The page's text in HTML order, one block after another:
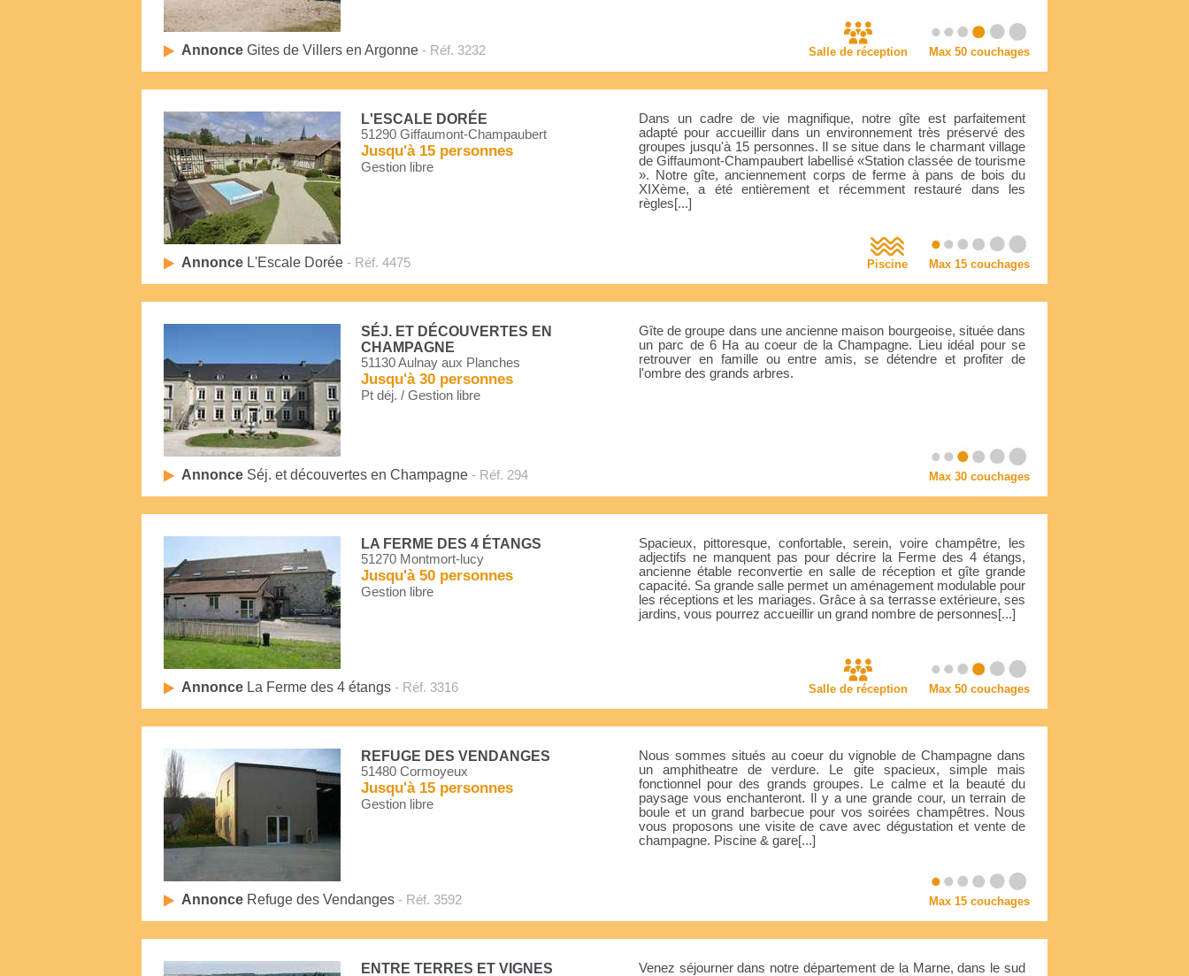
Salle de réception Max 50 couchages
Annonce Gites de Villers en Argonne - Réf. 3232
L'ESCALE DORÉE
51290 Giffaumont-Champaubert
Jusqu'à 15 personnes
Gestion libre
Dans un cadre de vie magnifique, notre gîte est parfaitement
adapté pour accueillir dans un environnement très préservé des
groupes jusqu'à 15 personnes. Il se situe dans le charmant village
de Giffaumont-Champaubert labellisé «Station classée de tourisme
». Notre gîte, anciennement corps de ferme à pans de bois du
XIXème, a été entièrement et récemment restauré dans les
règles[...]
Piscine Max 15 couchages
Annonce L'Escale Dorée - Réf. 4475
SÉJ. ET DÉCOUVERTES EN
CHAMPAGNE
51130 Aulnay aux Planches
Jusqu'à 30 personnes
Pt déj. / Gestion libre
Gîte de groupe dans une ancienne maison bourgeoise, située dans
un parc de 6 Ha au coeur de la Champagne. Lieu idéal pour se
retrouver en famille ou entre amis, se détendre et profiter de
l'ombre des grands arbres.
Max 30 couchages
Annonce Séj. et découvertes en Champagne - Réf. 294
LA FERME DES 4 ÉTANGS
51270 Montmort-lucy
Jusqu'à 50 personnes
Gestion libre
Spacieux, pittoresque, confortable, serein, voire champêtre, les
adjectifs ne manquent pas pour décrire la Ferme des 4 étangs,
ancienne étable reconvertie en salle de réception et gîte grande
capacité. Sa grande salle permet un aménagement modulable pour
les réceptions et les mariages. Grâce à sa terrasse extérieure, ses
jardins, vous pourrez accueillir un grand nombre de personnes[...]
Salle de réception Max 50 couchages
Annonce La Ferme des 4 étangs - Réf. 3316
REFUGE DES VENDANGES
51480 Cormoyeux
Jusqu'à 15 personnes
Gestion libre
Nous sommes situés au coeur du vignoble de Champagne dans
un amphitheatre de verdure. Le gite spacieux, simple mais
fonctionnel pour des grands groupes. Le calme et la beauté du
paysage vous enchanteront. Il y a une grande cour, un terrain de
boule et un grand barbecue pour vos soirées champêtres. Nous
vous proposons une visite de cave avec dégustation et vente de
champagne. Piscine & gare[...]
Max 15 couchages
Annonce Refuge des Vendanges - Réf. 3592
ENTRE TERRES ET VIGNES
Venez séjourner dans notre département de la Marne, dans le sud